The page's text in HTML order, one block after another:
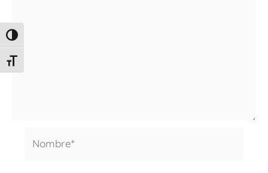
ALTERNAR ALTO CONTRASTE
ALTERNAR TAMAÑO DE LETRA